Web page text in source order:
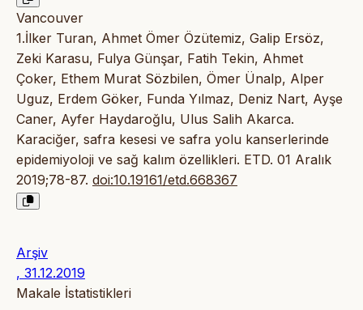
Vancouver
1.İlker Turan, Ahmet Ömer Özütemiz, Galip Ersöz,
Zeki Karasu, Fulya Günşar, Fatih Tekin, Ahmet
Çoker, Ethem Murat Sözbilen, Ömer Ünalp, Alper
Uguz, Erdem Göker, Funda Yılmaz, Deniz Nart, Ayşe
Caner, Ayfer Haydaroğlu, Ulus Salih Akarca.
Karaciğer, safra kesesi ve safra yolu kanserlerinde
epidemiyoloji ve sağ kalım özellikleri. ETD. 01 Aralık
2019;78-87. doi:10.19161/etd.668367
Arşiv
, 31.12.2019
Makale İstatistikleri